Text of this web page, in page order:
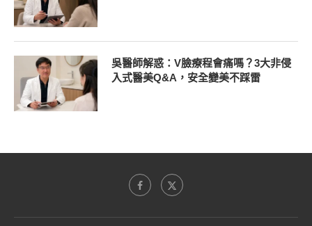
吳醫師解惑：V臉療程會痛嗎？3大非侵
入式醫美Q&A，安全變美不踩雷